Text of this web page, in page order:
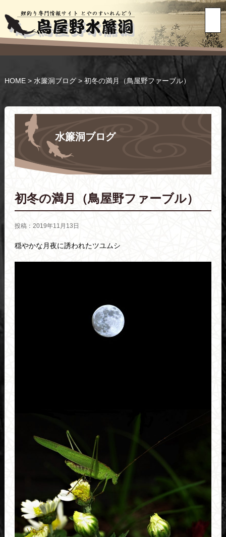
HOME> 水簾洞ブログ> 初冬の満月（鳥屋野ファーブル）
水簾洞ブログ
初冬の満月（鳥屋野ファーブル）
投稿：2019年11月13日
穏やかな月夜に誘われたツユムシ